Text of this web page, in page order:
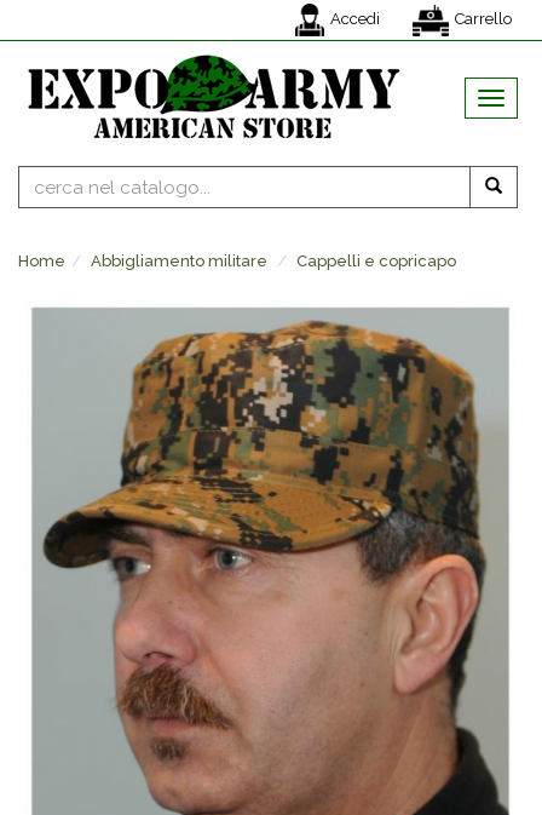
Accedi Carrello
MENU
Home Abbigliamento militare Cappelli e copricapo